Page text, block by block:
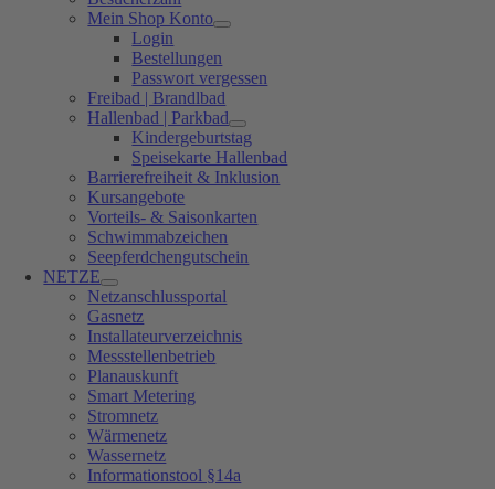
Mein Shop Konto
Login
Bestellungen
Passwort vergessen
Freibad | Brandlbad
Hallenbad | Parkbad
Kindergeburtstag
Speisekarte Hallenbad
Barrierefreiheit & Inklusion
Kursangebote
Vorteils- & Saisonkarten
Schwimmabzeichen
Seepferdchengutschein
NETZE
Netzanschlussportal
Gasnetz
Installateurverzeichnis
Messstellenbetrieb
Planauskunft
Smart Metering
Stromnetz
Wärmenetz
Wassernetz
Informationstool §14a